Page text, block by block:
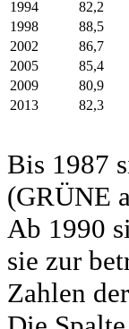
1994
82,2
1998
88,5
2002
86,7
2005
85,4
2009
80,9
2013
82,3
Bis 1987
(GRÜNE
Ab 1990
sie zur
Zahlen